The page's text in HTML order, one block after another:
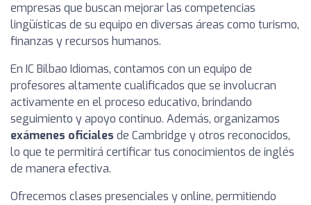
empresas que buscan mejorar las competencias
lingüísticas de su equipo en diversas áreas como turismo,
finanzas y recursos humanos.
En IC Bilbao Idiomas, contamos con un equipo de
profesores altamente cualificados que se involucran
activamente en el proceso educativo, brindando
seguimiento y apoyo continuo. Además, organizamos
exámenes oficiales de Cambridge y otros reconocidos,
lo que te permitirá certificar tus conocimientos de inglés
de manera efectiva.
Ofrecemos clases presenciales y online, permitiendo